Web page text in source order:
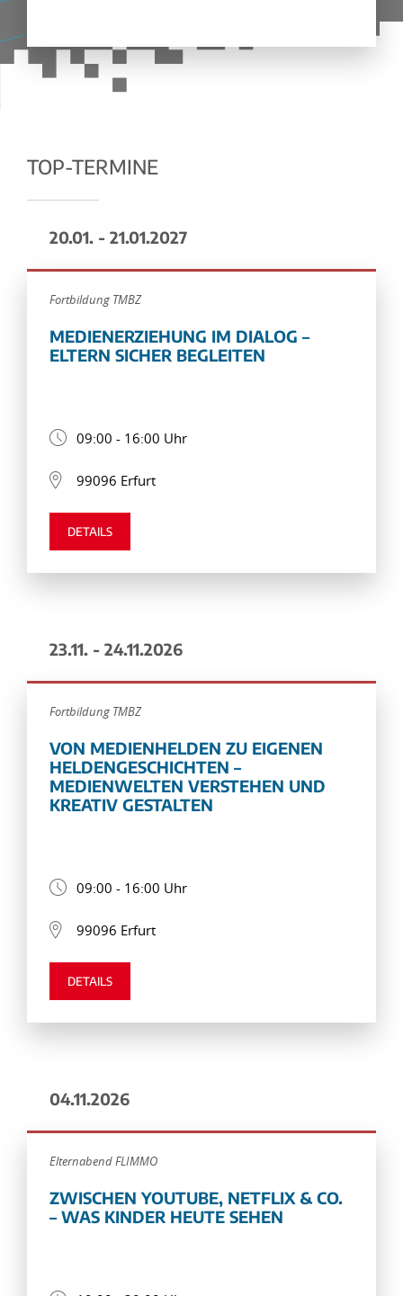
TOP-TERMINE
20.01. - 21.01.2027
Fortbildung TMBZ
MEDIENERZIEHUNG IM DIALOG –
ELTERN SICHER BEGLEITEN
09:00 - 16:00 Uhr
99096 Erfurt
DETAILS
23.11. - 24.11.2026
Fortbildung TMBZ
VON MEDIENHELDEN ZU EIGENEN
HELDENGESCHICHTEN –
MEDIENWELTEN VERSTEHEN UND
KREATIV GESTALTEN
09:00 - 16:00 Uhr
99096 Erfurt
DETAILS
04.11.2026
Elternabend FLIMMO
ZWISCHEN YOUTUBE, NETFLIX & CO.
– WAS KINDER HEUTE SEHEN